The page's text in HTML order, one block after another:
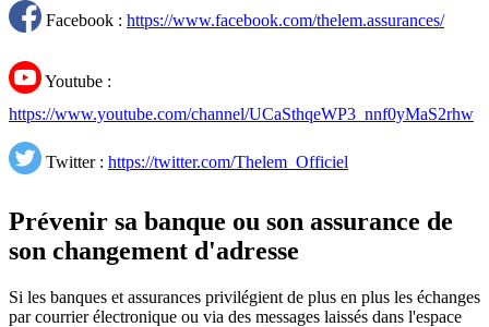
Facebook : https://www.facebook.com/thelem.assurances/
Youtube :
https://www.youtube.com/channel/UCaSthqeWP3_nnf0yMaS2rhw
Twitter : https://twitter.com/Thelem_Officiel
Prévenir sa banque ou son assurance de
son changement d'adresse
Si les banques et assurances privilégient de plus en plus les échanges
par courrier électronique ou via des messages laissés dans l'espace